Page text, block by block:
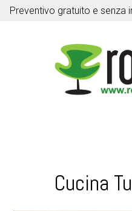
Passa
Preventivo gratuito e senza
Cucina